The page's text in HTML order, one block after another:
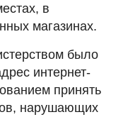
в
магазинах.
было
интернет-
принять
нарушающих